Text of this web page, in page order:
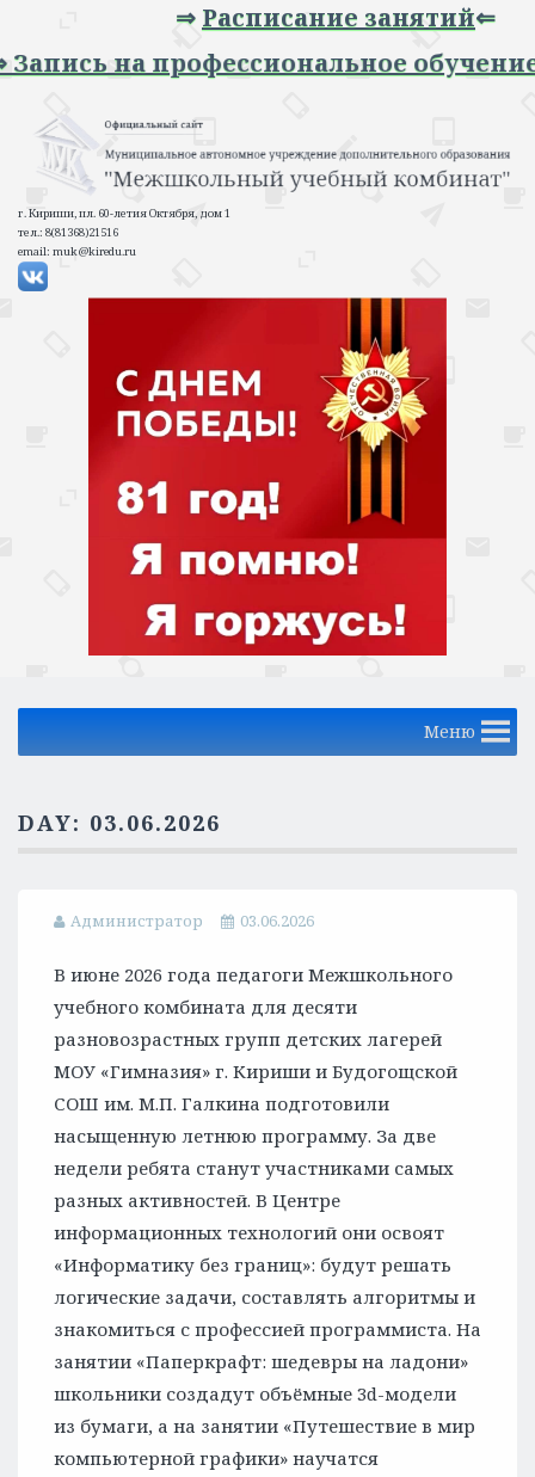
Расписание занятий⇐
на профессиональное обучение
г. Кириши, пл. 60-летия Октября, дом 1
тел.: 8(81368)21516
email: muk@kiredu.ru
Меню
DAY: 03.06.2026
Администратор 03.06.2026
В июне 2026 года педагоги Межшкольного
учебного комбината для десяти
разновозрастных групп детских лагерей
МОУ «Гимназия» г. Кириши и Будогощской
СОШ им. М.П. Галкина подготовили
насыщенную летнюю программу. За две
недели ребята станут участниками самых
разных активностей. В Центре
информационных технологий они освоят
«Информатику без границ»: будут решать
логические задачи, составлять алгоритмы и
знакомиться с профессией программиста. На
занятии «Паперкрафт: шедевры на ладони»
школьники создадут объёмные 3d-модели
из бумаги, а на занятии «Путешествие в мир
компьютерной графики» научатся